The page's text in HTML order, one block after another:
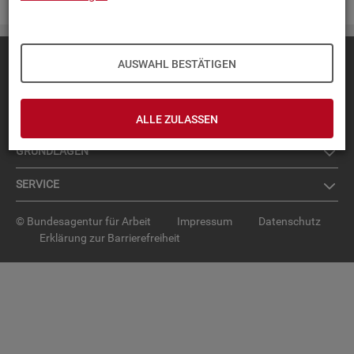
AUSWAHL BESTÄTIGEN
ALLE ZULASSEN
TOP-PRO­DUK­TE
IN­TER­AK­TI­VE STA­TIS­TI­KEN
GRUND­LA­GEN
SER­VICE
© Bundesagentur für Arbeit Impressum
Datenschutz
Erklärung zur Barrierefreiheit